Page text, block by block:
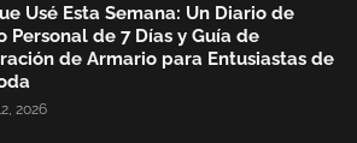
Usé Esta Semana: Un Diario de
Personal de 7 Días y Guía de
de Armario para Entusiastas de
2026